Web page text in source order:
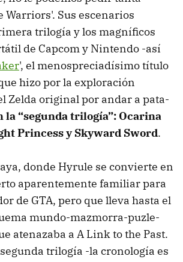
Warriors'. Sus escenarios
trilogía y los magníficos
de Capcom y Nintendo -así
', el menospreciadísimo título
hizo por la exploración
Zelda original por andar a pata-
la “segunda trilogía”: Ocarina
Princess y Skyward Sword.
donde Hyrule se convierte en
aparentemente familiar para
de GTA, pero que lleva hasta el
mundo-mazmorra-puzle-
atenazaba a A Link to the Past.
trilogía -la cronología es